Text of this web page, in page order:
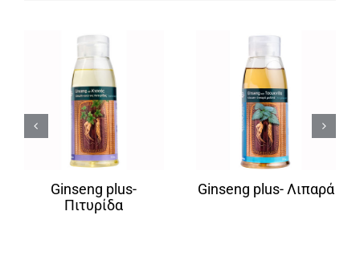
Ginseng plus-
Πιτυρίδα
Ginseng plus- Λιπαρά